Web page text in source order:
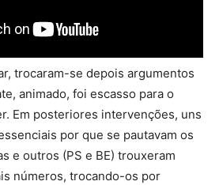
trocaram-se depois argumentos
animado, foi escasso para o
Em posteriores intervenções, uns
por que se pautavam os
e outros (PS e BE) trouxeram
números, trocando-os por